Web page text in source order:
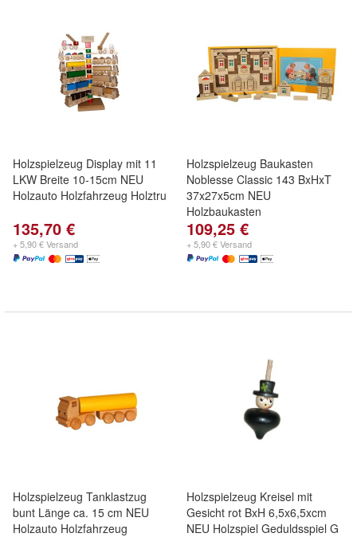
Holzspielzeug Display mit 11
LKW Breite 10-15cm NEU
Holzauto Holzfahrzeug Holztru
135,70 €
+ 5,90 € Versand
Holzspielzeug Baukasten
Noblesse Classic 143 BxHxT
37x27x5cm NEU
Holzbaukasten
109,25 €
+ 5,90 € Versand
Holzspielzeug Tanklastzug
bunt Länge ca. 15 cm NEU
Holzauto Holzfahrzeug
Holzspielzeug Kreisel mit
Gesicht rot BxH 6,5x6,5xcm
NEU Holzspiel Geduldsspiel G